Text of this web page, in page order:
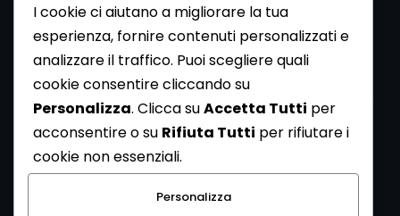
Newsletter
Se vuoi ricevere la Rivista gratuita di archeologia realizzata
dalla Redazione di ArcheoMedia iscriviti alla nostra
Newsletter [Clicca Qui]
Con l'invio del messaggio l'utente dichiara di aver letto
l’informativa sulla privacy e di acconsentire al trattamento
I cookie ci aiutano a migliorare la tua
esperienza, fornire contenuti personalizzati e
analizzare il traffico. Puoi scegliere quali
cookie consentire cliccando su
Personalizza. Clicca suAccetta Tutti per
acconsentire o su Rifiuta Tutti per rifiutare i
cookie non essenziali.
Personalizza